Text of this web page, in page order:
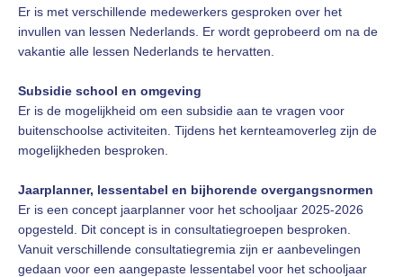
Er is met verschillende medewerkers gesproken over het
invullen van lessen Nederlands. Er wordt geprobeerd om na de
vakantie alle lessen Nederlands te hervatten.
Subsidie school en omgeving
Er is de mogelijkheid om een subsidie aan te vragen voor
buitenschoolse activiteiten. Tijdens het kernteamoverleg zijn de
mogelijkheden besproken.
Jaarplanner, lessentabel en bijhorende overgangsnormen
Er is een concept jaarplanner voor het schooljaar 2025-2026
opgesteld. Dit concept is in consultatiegroepen besproken.
Vanuit verschillende consultatiegremia zijn er aanbevelingen
gedaan voor een aangepaste lessentabel voor het schooljaar